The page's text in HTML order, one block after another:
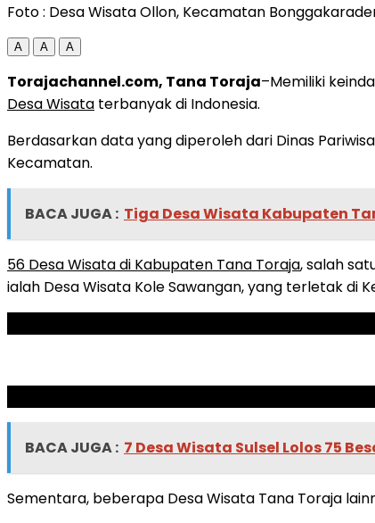
Foto : Desa Wisata Ollon, Kecamatan
A A A
Torajachannel.com, Tana Toraja–Memiliki
Desa Wisata terbanyak di Indonesia.
Berdasarkan data yang diperoleh dari Dinas
Kecamatan.
BACA JUGA : Tiga Desa Wisata Kabupaten
56 Desa Wisata di Kabupaten Tana Toraja, salah
ialah Desa Wisata Kole Sawangan, yang terletak di
BACA JUGA : 7 Desa Wisata Sulsel Lolos 75
Sementara, beberapa Desa Wisata Tana Toraja